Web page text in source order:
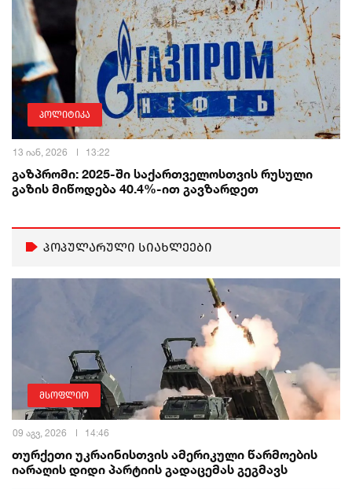
პოლიტიკა
13 იან, 2026 13:22
გაზპრომი: 2025-ში საქართველოსთვის რუსული
გაზის მიწოდება 40.4%-ით გავზარდეთ
პოპულარული სიახლეები
მსოფლიო
09 აგვ, 2026 14:46
თურქეთი უკრაინისთვის ამერიკული წარმოების
იარაღის დიდი პარტიის გადაცემას გეგმავს